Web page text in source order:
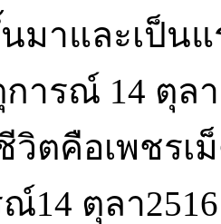
มาและเป็นแ
ารณ์ 14 ตุล
วิตคือเพชร
14 ตุลา